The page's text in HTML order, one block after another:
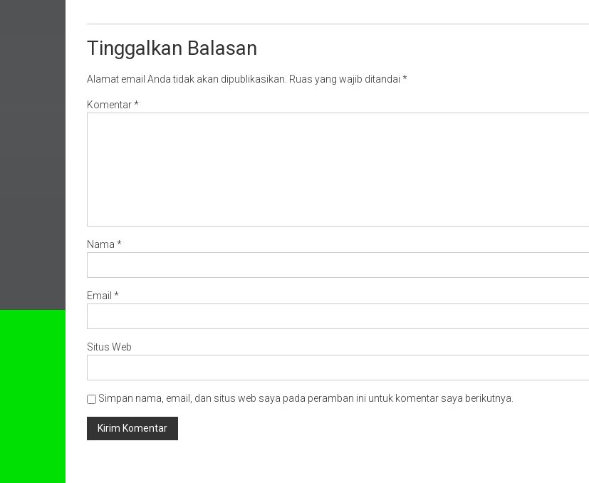
Tinggalkan Balasan
Alamat email Anda tidak akan dipublikasikan. Ruas yang wajib ditandai *
Komentar*
Nama *
Email *
Situs Web
Simpan nama, email, dan situs web saya pada peramban ini untuk komentar saya berikutnya.